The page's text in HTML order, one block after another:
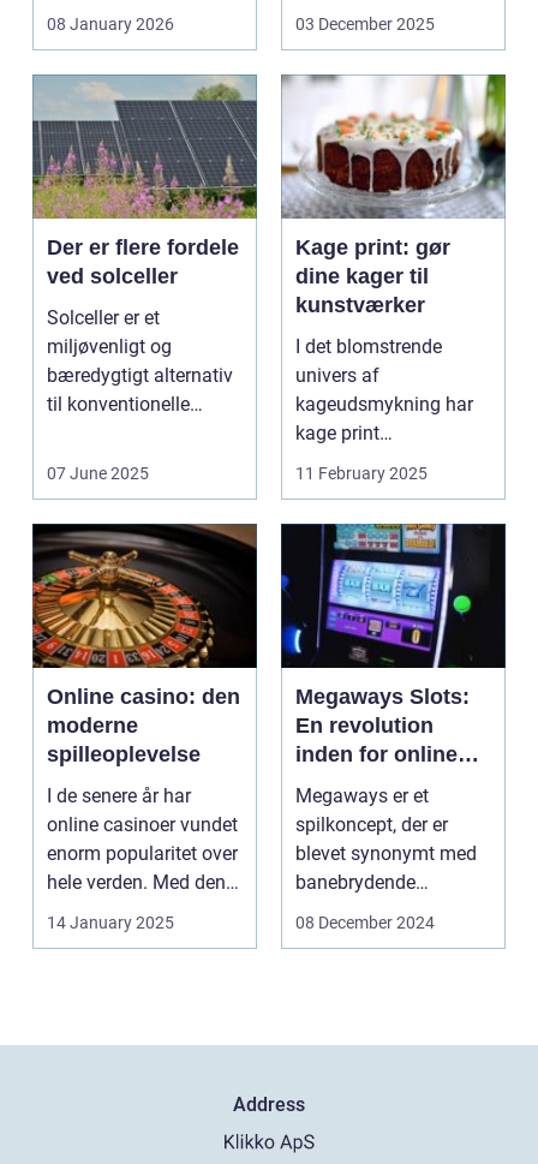
svejsninger,
08 January 2026 03 December 2025
Der er flere fordele
ved solceller
Solceller er et
miljøvenligt og
bæredygtigt alternativ
til konventionelle
07 June 2025
Kage print: gør
dine kager til
kunstværker
I det blomstrende
univers af
kageudsmykning har
kage print
revolutioneret måden,
11 February 2025
Online casino: den
moderne
spilleoplevelse
I de senere år har
online casinoer vundet
enorm popularitet over
hele verden. Med den
teknolog...
14 January 2025
Megaways Slots:
En revolution
inden for online
spilleautomater
Megaways er et
spilkoncept, der er
blevet synonymt med
banebrydende
innovation inden for
08 December 2024
Address